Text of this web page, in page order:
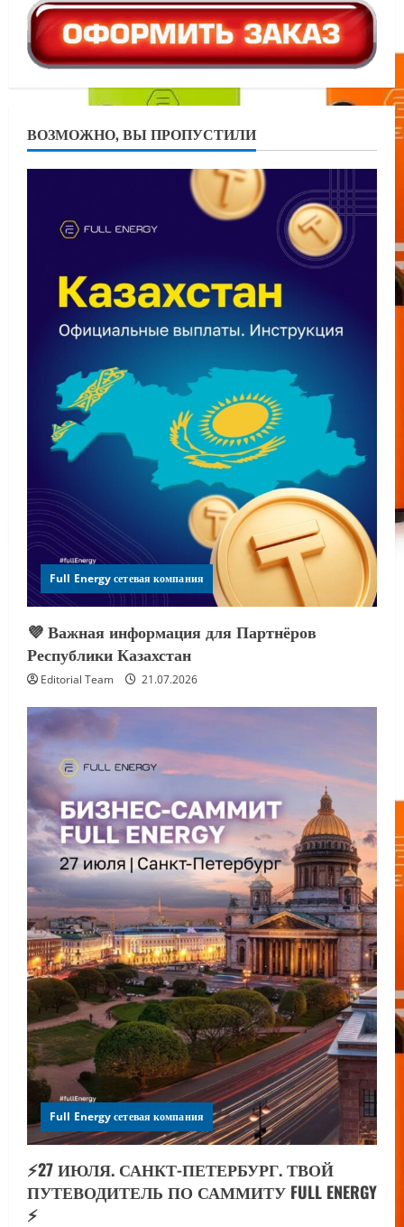
ВОЗМОЖНО, ВЫ ПРОПУСТИЛИ
Full Energy сетевая компания
💜 Важная информация для Партнёров
Республики Казахстан
Editorial Team 21.07.2026
Full Energy сетевая компания
⚡️27 ИЮЛЯ. САНКТ-ПЕТЕРБУРГ. ТВОЙ
ПУТЕВОДИТЕЛЬ ПО САММИТУ FULL ENERGY
⚡️